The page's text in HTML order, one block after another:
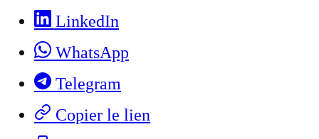
LinkedIn
WhatsApp
Telegram
Copier le lien